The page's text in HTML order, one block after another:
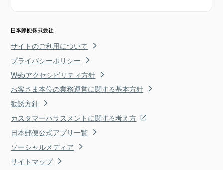
サイトのご利用について
プライバシーポリシー
Webアクセシビリティ方針
お客さま本位の業務運営に関する基本方針
勧誘方針
カスタマーハラスメントに関する考え方
日本郵便公式アプリ一覧
ソーシャルメディア
サイトマップ